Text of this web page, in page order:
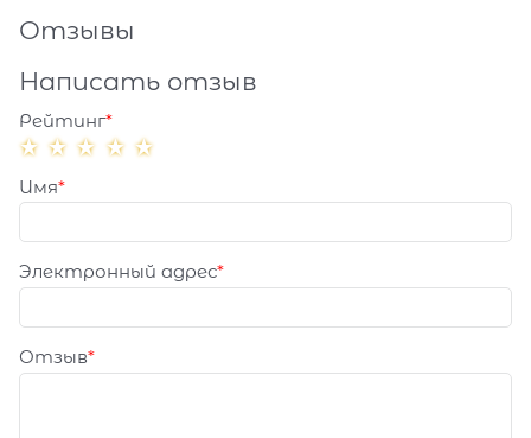
Отзывы
Написать отзыв
Рейтинг
Имя
Электронный адрес
Отзыв